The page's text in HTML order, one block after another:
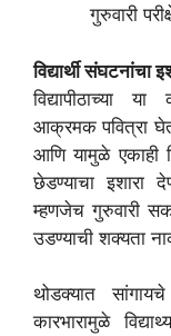
गुरुवारी
विद्यार्थी संघटनांचा
विद्यापीठाच्या या
आक्रमक पवित्रा
आणि यामुळे एकाही
छेडण्याचा इशारा
म्हणजेच गुरुवारी
उडण्याची शक्यता
थोडक्यात सांगायचे
कारभारामुळे